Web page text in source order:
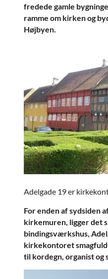
fredede gamle
ramme om kirken og
Højbyen.
Adelgade 19 er
For enden af sydsiden
kirkemuren, ligger det
bindingsværkshus,
kirkekontoret
til kordegn, organist og